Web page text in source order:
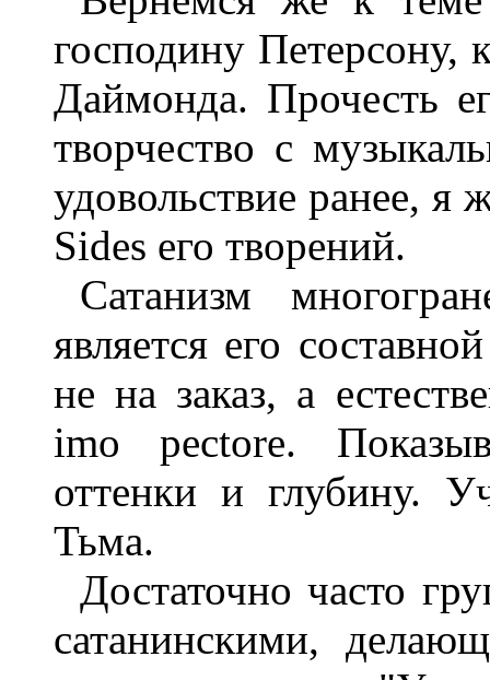
господину Петерсону,
Даймонда. Прочесть
творчество с
удовольствие ранее, я
Sides его творений.
Сатанизм
является его
не на заказ, а
imo pectore.
оттенки и глубину.
Тьма.
Достаточно часто
сатанинскими,